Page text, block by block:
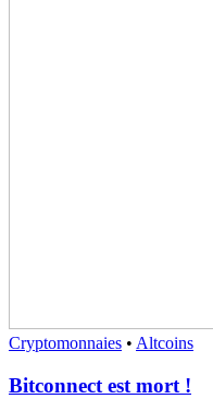
Cryptomonnaies • Altcoins
Bitconnect est mort !